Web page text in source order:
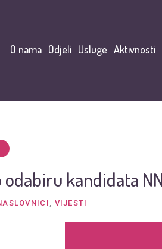
O nama Odjeli Usluge Aktivnosti
odabiru kandidata
, VIJESTI